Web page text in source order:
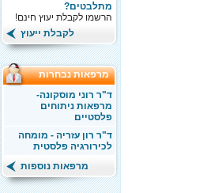
מתלבטים?
הרשמו לקבלת יעוץ חינם!
לקבלת ייעוץ
מרפאות נבחרות
ד"ר רוני מוסקונה-
מרפאות ניתוחים
פלסטיים
ד"ר רון עזריה - מומחה
לכירורגיה פלסטית
מרפאות נוספות